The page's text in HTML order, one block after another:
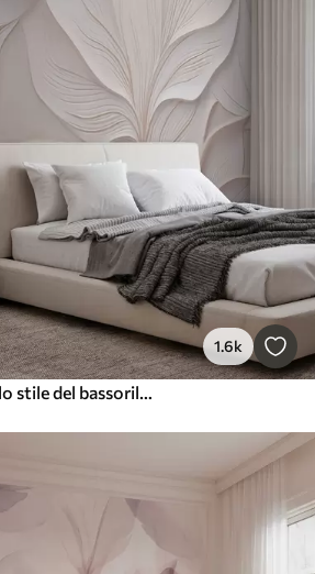
1.6k
Delicato fogliame nello stile del bassorilievo